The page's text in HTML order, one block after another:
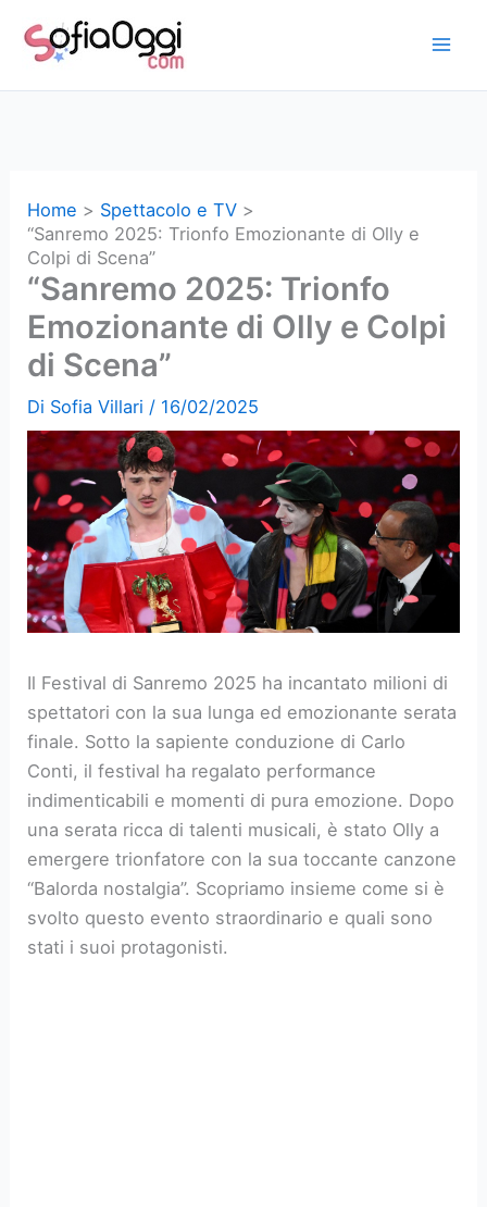
Home
Spettacolo e TV
“Sanremo 2025: Trionfo Emozionante di Olly e
Colpi di Scena”
“Sanremo 2025: Trionfo
Emozionante di Olly e Colpi
di Scena”
Di Sofia Villari / 16/02/2025
Il Festival di Sanremo 2025 ha incantato milioni di
spettatori con la sua lunga ed emozionante serata
finale. Sotto la sapiente conduzione di Carlo
Conti, il festival ha regalato performance
indimenticabili e momenti di pura emozione. Dopo
una serata ricca di talenti musicali, è stato Olly a
emergere trionfatore con la sua toccante canzone
“Balorda nostalgia”. Scopriamo insieme come si è
svolto questo evento straordinario e quali sono
stati i suoi protagonisti.